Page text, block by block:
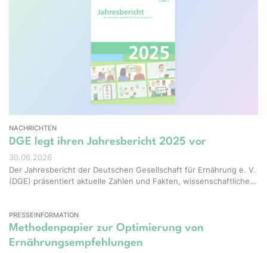
NACHRICHTEN
DGE legt ihren Jahresbericht 2025 vor
30.06.2026
Der Jahresbericht der Deutschen Gesellschaft für Ernährung e. V.
(DGE) präsentiert aktuelle Zahlen und Fakten, wissenschaftliche…
PRESSEINFORMATION
Methodenpapier zur Optimierung von
Ernährungsempfehlungen